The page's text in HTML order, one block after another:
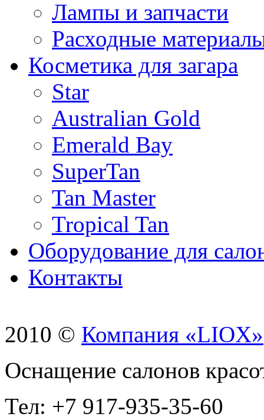
Лампы и запчасти
Расходные
Косметика для загара
Star
Australian Gold
Emerald Bay
SuperTan
Tan Master
Tropical Tan
Оборудование для
Контакты
2010 © Компания «LIOX»
Оснащение салонов
Тел: +7 917-935-35-60